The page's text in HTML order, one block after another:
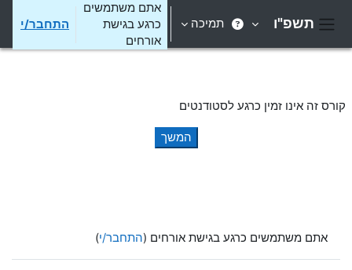
תשפ"ו תמיכה
אתם משתמשים
כרגע בגישת
אורחים
התחבר/י
קורס זה אינו זמין כרגע לסטודנטים
המשך
אתם משתמשים כרגע בגישת אורחים (התחבר/י)